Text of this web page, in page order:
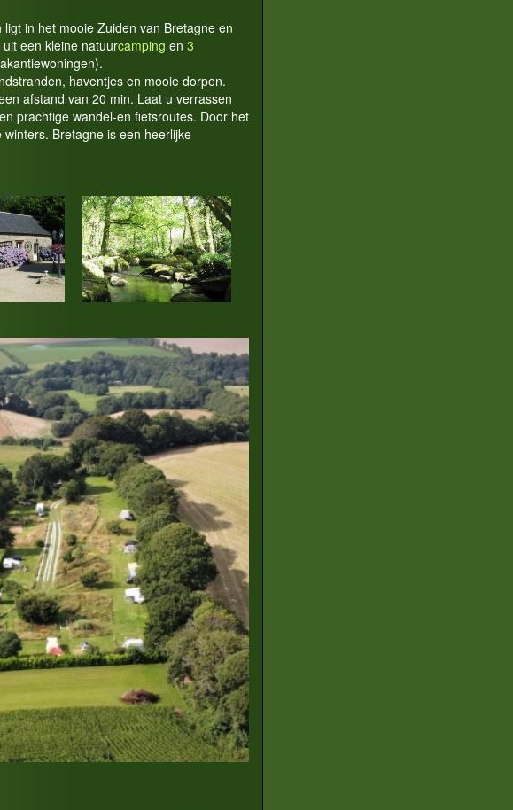
ligt in het mooie Zuiden van Bretagne en
een kleine natuurcamping en 3
haventjes en mooie dorpen.
afstand van 20 min. Laat u verrassen
prachtige wandel-en fietsroutes. Door het
Bretagne is een heerlijke